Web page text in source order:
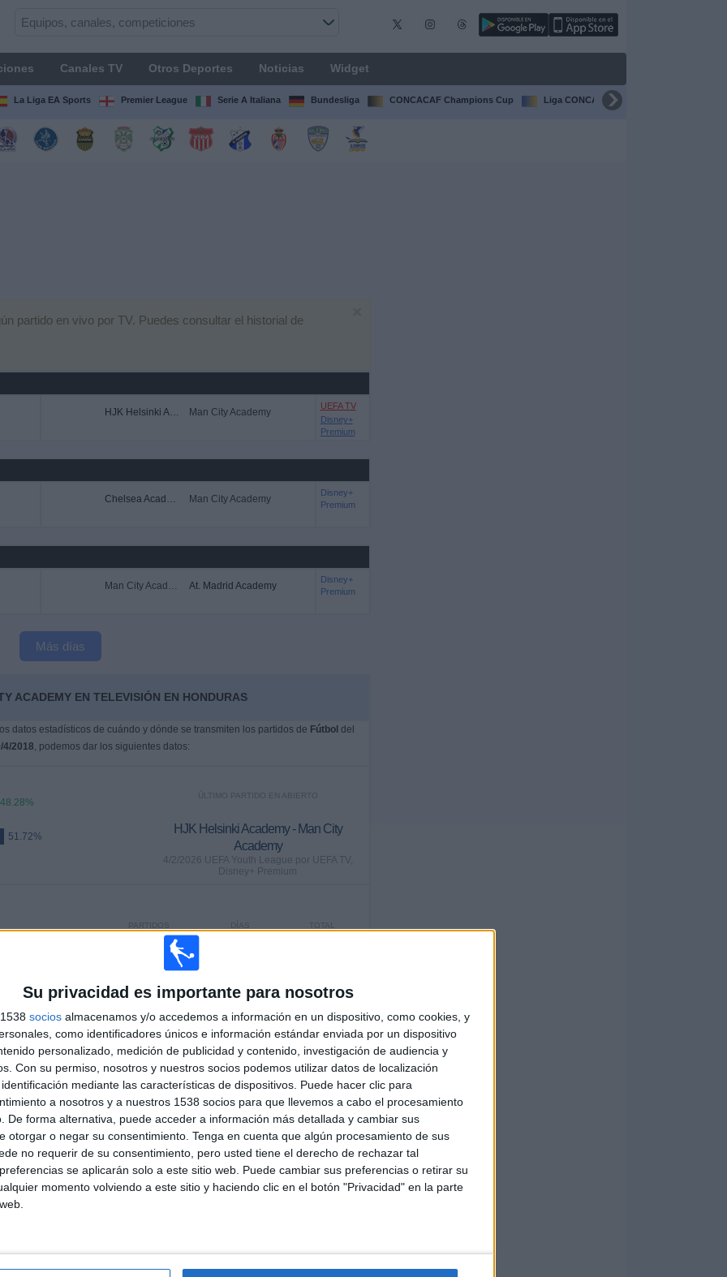
Su privacidad es importante para nosotros
socios almacenamos y/o accedemos a información en un dispositivo, como cookies, y
como identificadores únicos e información estándar enviada por un dispositivo
personalizado, medición de publicidad y contenido, investigación de audiencia y
Con su permiso, nosotros y nuestros socios podemos utilizar datos de localización
mediante las características de dispositivos. Puede hacer clic para
a nosotros y a nuestros 1538 socios para que llevemos a cabo el procesamiento
De forma alternativa, puede acceder a información más detallada y cambiar sus
otorgar o negar su consentimiento. Tenga en cuenta que algún procesamiento de sus
no requerir de su consentimiento, pero usted tiene el derecho de rechazar tal
se aplicarán solo a este sitio web. Puede cambiar sus preferencias o retirar su
momento volviendo a este sitio y haciendo clic en el botón "Privacidad" en la parte
Canales TV Otros Deportes Noticias Widget
La Liga EA Sports Premier League Serie A Italiana Bundesliga CONCACAF Champions Cup Liga CONCACAF
partido en vivo por TV. Puedes consultar el historial de
HJK Helsinki Academy Man City Academy
UEFA TV
Disney+
Premium
Chelsea Academy Man City Academy
Disney+
Premium
Man City Academy At. Madrid Academy
Disney+
Premium
Más días
ACADEMY EN TELEVISIÓN EN HONDURAS
datos estadísticos de cuándo y dónde se transmiten los partidos de Fútbol del
4/2018, podemos dar los siguientes datos:
48.28%
51.72%
ÚLTIMO PARTIDO EN ABIERTO
HJK Helsinki Academy - Man City
Academy
4/2/2026 UEFA Youth League por UEFA TV,
Disney+ Premium
TOTAL
DÍAS
PARTIDOS
CONSECUTIVOS
DE PAGO
TOTAL
24
RIVALES
MÁXIMO
2
Academy
TOTAL
4
RANKING POR COMPETICIONES
Manchester City Cup
1 (3.45%)